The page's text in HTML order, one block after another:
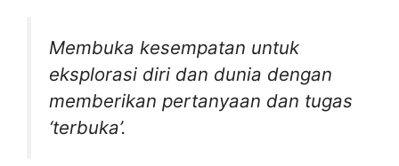
Membuka kesempatan untuk
eksplorasi diri dan dunia dengan
memberikan pertanyaan dan tugas
‘terbuka’.